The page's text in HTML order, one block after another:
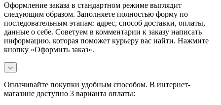
Оформление заказа в стандартном режиме выглядит
следующим образом. Заполняете полностью форму по
последовательным этапам: адрес, способ доставки, оплаты,
данные о себе. Советуем в комментарии к заказу написать
информацию, которая поможет курьеру вас найти. Нажмите
кнопку «Оформить заказ».
Оплачивайте покупки удобным способом. В интернет-
магазине доступно 3 варианта оплаты: